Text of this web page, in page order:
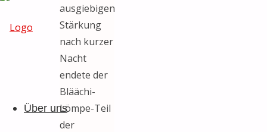
Guggemusig
Lömpe
springenÜber uns
ausgiebigen
Stärkung
nach kurzer
Nacht
endete der
Bläächi-
Lömpe-Teil
der